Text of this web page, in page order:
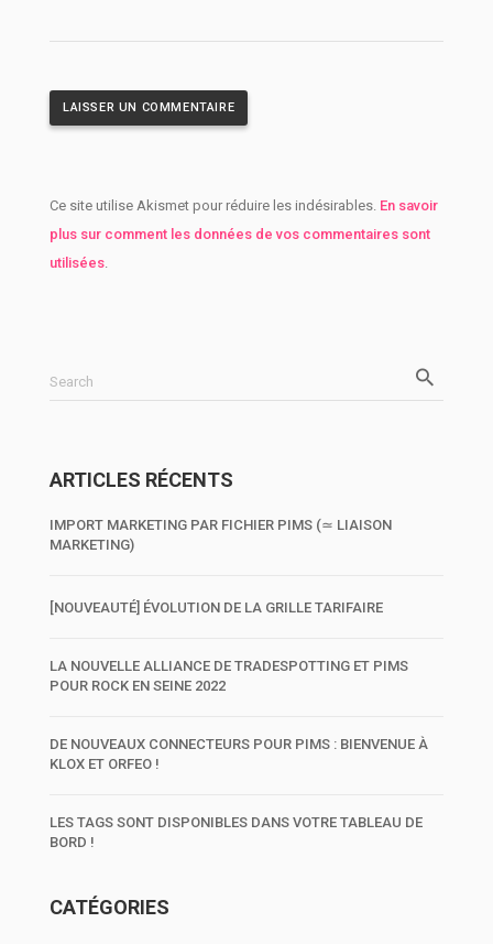
Ce site utilise Akismet pour réduire les indésirables. En savoir
plus sur comment les données de vos commentaires sont
utilisées
Search
ARTICLES RÉCENTS
IMPORT MARKETING PAR FICHIER PIMS (≃ LIAISON
MARKETING)
[NOUVEAUTÉ] ÉVOLUTION DE LA GRILLE TARIFAIRE
LA NOUVELLE ALLIANCE DE TRADESPOTTING ET PIMS
POUR ROCK EN SEINE 2022
DE NOUVEAUX CONNECTEURS POUR PIMS : BIENVENUE À
KLOX ET ORFEO !
LES TAGS SONT DISPONIBLES DANS VOTRE TABLEAU DE
BORD !
CATÉGORIES